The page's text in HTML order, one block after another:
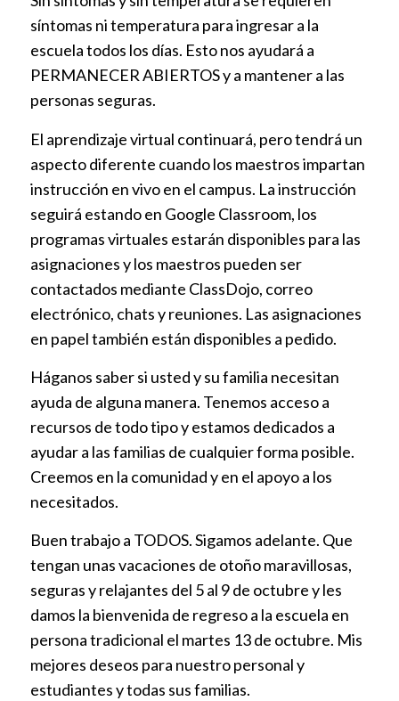
síntomas ni temperatura para ingresar a la
escuela todos los días. Esto nos ayudará a
PERMANECER ABIERTOS y a mantener a las
personas seguras.
El aprendizaje virtual continuará, pero tendrá un
aspecto diferente cuando los maestros impartan
instrucción en vivo en el campus. La instrucción
seguirá estando en Google Classroom, los
programas virtuales estarán disponibles para las
asignaciones y los maestros pueden ser
contactados mediante ClassDojo, correo
electrónico, chats y reuniones. Las asignaciones
en papel también están disponibles a pedido.
Háganos saber si usted y su familia necesitan
ayuda de alguna manera. Tenemos acceso a
recursos de todo tipo y estamos dedicados a
ayudar a las familias de cualquier forma posible.
Creemos en la comunidad y en el apoyo a los
necesitados.
Buen trabajo a TODOS. Sigamos adelante. Que
tengan unas vacaciones de otoño maravillosas,
seguras y relajantes del 5 al 9 de octubre y les
damos la bienvenida de regreso a la escuela en
persona tradicional el martes 13 de octubre. Mis
mejores deseos para nuestro personal y
estudiantes y todas sus familias.